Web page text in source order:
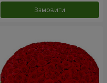
Замовити